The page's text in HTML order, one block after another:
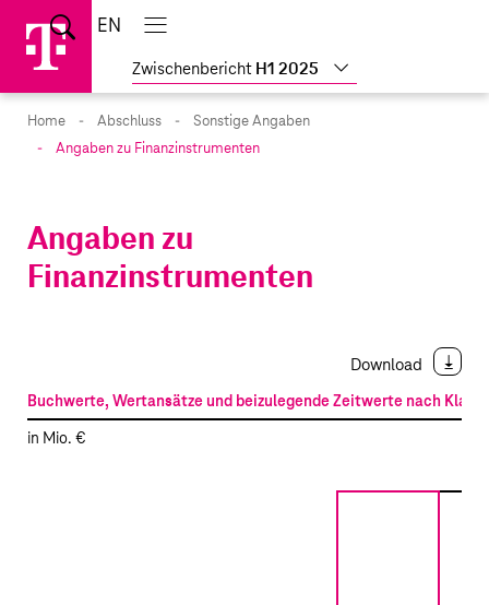
Sprungmarken
Springe
direkt
Springe
direkt
zum
Zwischenbericht H1 2025
Home
SucheEN
Main
menu
Home Abschluss
Sonstige Angaben
Angaben zu Finanzinstrumenten
Angaben zu
Finanzinstrumenten
Download
Buchwerte, Wertansätze und beizulegende Zeitwerte nach
in Mio. €